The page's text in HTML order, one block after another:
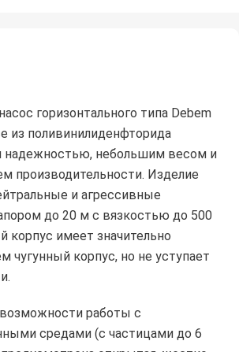
горизонтального типа Debem
из поливинилиденфторида
надежностью, небольшим весом и
производительности. Изделие
и агрессивные
до 20 м с вязкостью до 500
корпус имеет значительно
чугунный корпус, но не уступает
работы с
средами (с частицами до 6